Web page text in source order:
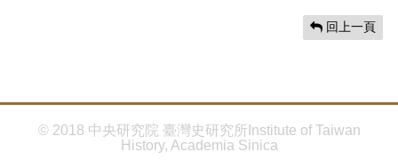
回上一頁
© 2018 中央研究院 臺灣史研究所Institute of Taiwan
History, Academia Sinica